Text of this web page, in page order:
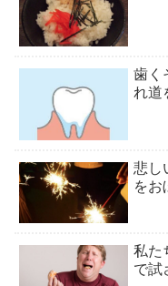
歯く
れ道
悲し
をお
私た
で試